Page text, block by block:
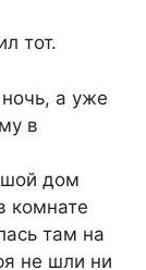
тот.
а уже
в
дом
комнате
там на
не шли ни